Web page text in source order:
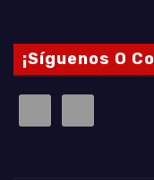
¡Síguenos O